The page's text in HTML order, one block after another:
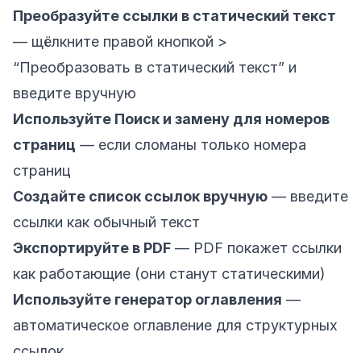
Преобразуйте ссылки в статический текст
— щёлкните правой кнопкой >
“Преобразовать в статический текст” и
введите вручную
Используйте Поиск и замену для номеров
страниц — если сломаны только номера
страниц
Создайте список ссылок вручную — введите
ссылки как обычный текст
Экспортируйте в PDF — PDF покажет ссылки
как работающие (они станут статическими)
Используйте генератор оглавления —
автоматическое оглавление для структурных